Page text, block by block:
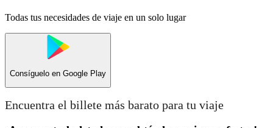
Todas tus necesidades de viaje en un solo lugar
Consíguelo en Google Play
Encuentra el billete más barato para tu viaje